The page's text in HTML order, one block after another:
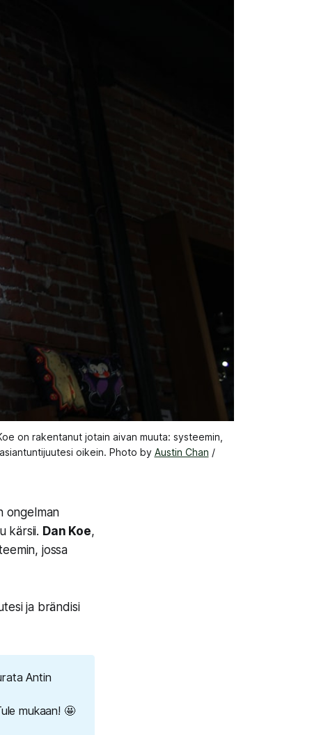
on rakentanut jotain aivan muuta: systeemin,
oikein. Photo by Austin Chan /
ongelman
kärsii. Dan Koe,
jossa
ja brändisi
Antin
mukaan! 🤩